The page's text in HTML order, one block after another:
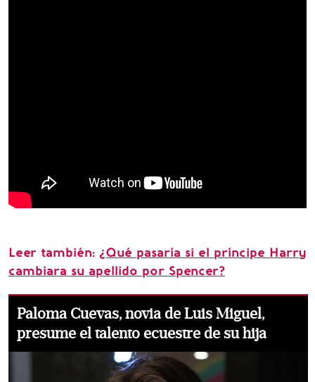
Leer también: ¿Qué pasaría si el príncipe Harry
cambiara su apellido por Spencer?
Paloma Cuevas, novia de Luis Miguel,
presume el talento ecuestre de su hija